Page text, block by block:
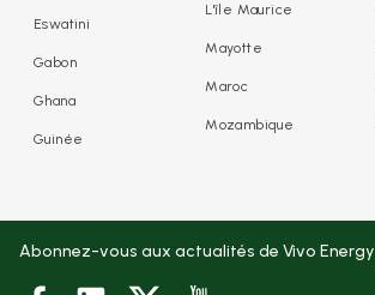
Eswatini
Gabon
Ghana
Guinée
L'île Maurice
Mayotte
Maroc
Mozambique
Abonnez-vous aux actualités de Vivo Energy